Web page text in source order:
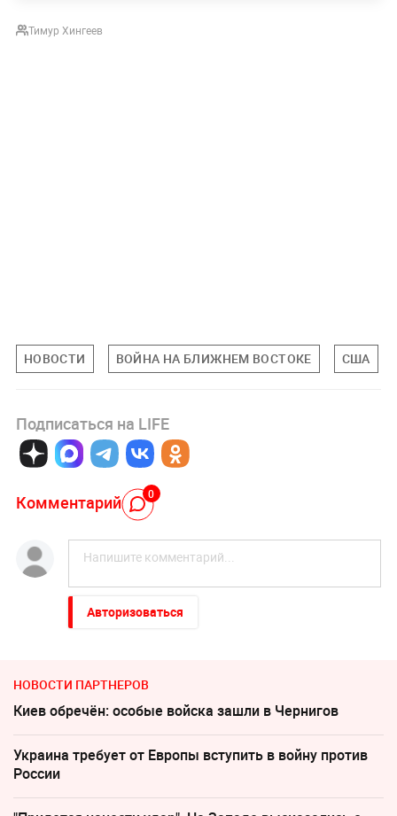
Тимур Хингеев
НОВОСТИ ВОЙНА НА БЛИЖНЕМ ВОСТОКЕ США
Подписаться на LIFE
Комментарий 0
Авторизоваться
НОВОСТИ ПАРТНЕРОВ
Киев обречён: особые войска зашли в Чернигов
Украина требует от Европы вступить в войну против
России